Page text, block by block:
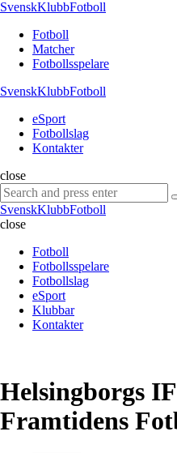
Menu
SvenskKlubbFotboll
Menu
Fotboll
Matcher
Fotbollsspelare
SvenskKlubbFotboll
eSport
Fotbollslag
Kontakter
Search
close
Search
for:
SvenskKlubbFotboll
close
Fotboll
Fotbollsspelare
Fotbollslag
eSport
Klubbar
Kontakter
Helsingborgs
Framtidens